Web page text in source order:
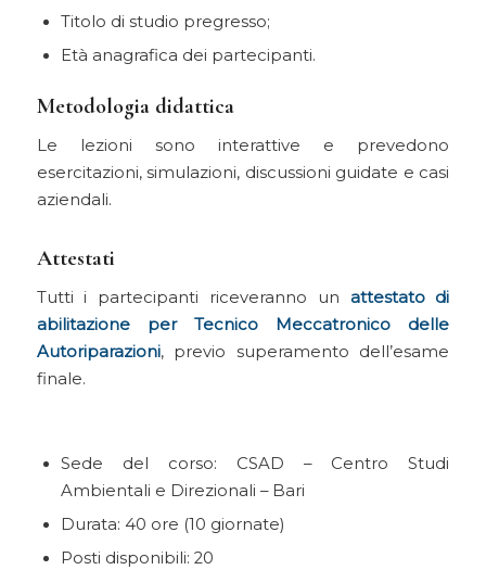
Titolo di studio pregresso;
Età anagrafica dei partecipanti.
Metodologia didattica
Le lezioni sono interattive e prevedono
esercitazioni, simulazioni, discussioni guidate e casi
aziendali.
Attestati
Tutti i partecipanti riceveranno un attestato di
abilitazione per Tecnico Meccatronico delle
Autoriparazioni, previo superamento dell’esame
finale.
Sede del corso: CSAD – Centro Studi
Ambientali e Direzionali – Bari
Durata: 40 ore (10 giornate)
Posti disponibili: 20